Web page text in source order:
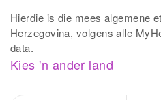
Hierdie is die mees algemene
Herzegovina, volgens alle
data.
Kies 'n ander land